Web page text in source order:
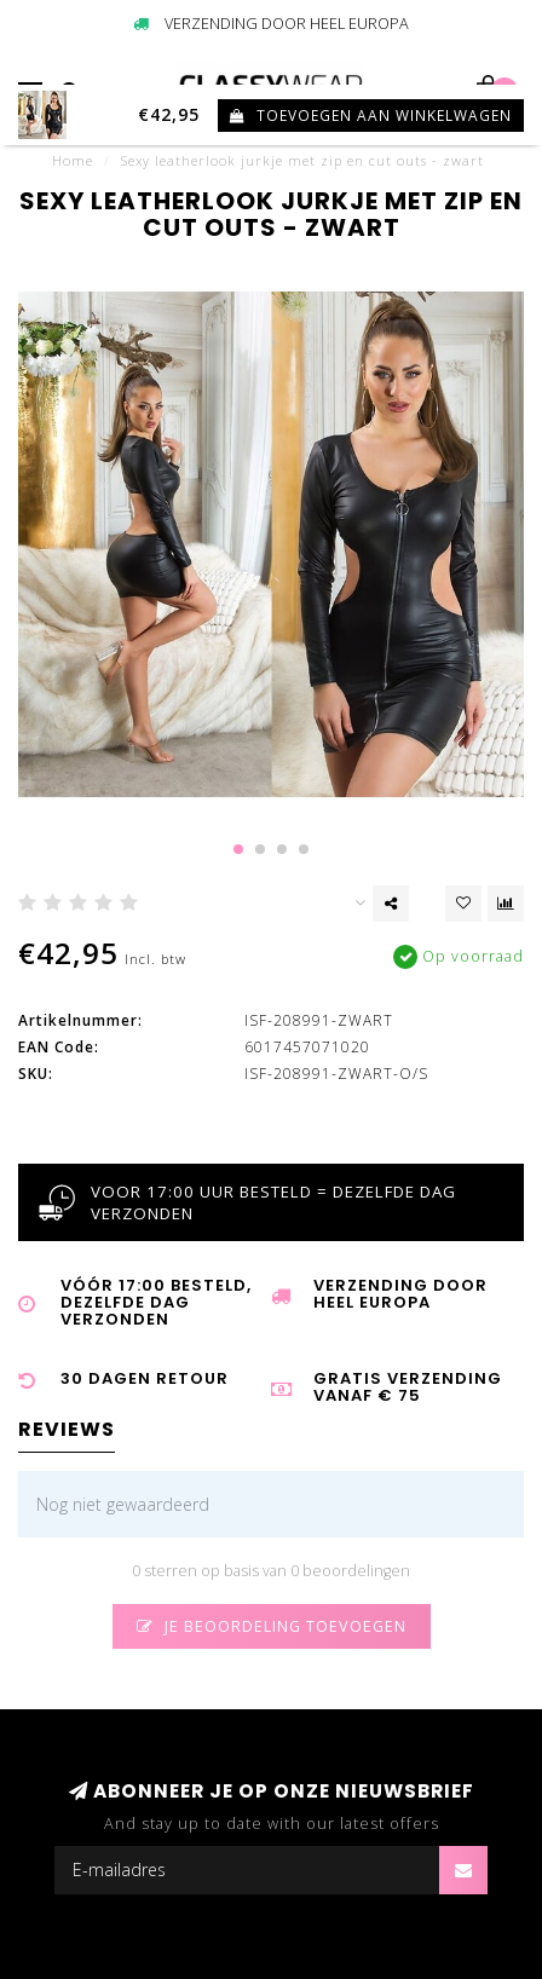
VERZENDING DOOR HEEL EUROPA
Home Sexy leatherlook jurkje met zip en cut outs - zwart
€42,95 TOEVOEGEN AAN WINKELWAGEN
SEXY LEATHERLOOK JURKJE MET ZIP EN
CUT OUTS - ZWART
€42,95 Incl. btw Op voorraad
Artikelnummer:
ISF-208991-ZWART
EAN Code:
6017457071020
SKU:
ISF-208991-ZWART-O/S
VOOR 17:00 UUR BESTELD = DEZELFDE DAG
VERZONDEN
VÓÓR 17:00 BESTELD,
DEZELFDE DAG
VERZONDEN
VERZENDING DOOR
HEEL EUROPA
30 DAGEN RETOUR GRATIS VERZENDING
VANAF € 75
REVIEWS
Nog niet gewaardeerd
0 sterren op basis van 0 beoordelingen
JE BEOORDELING TOEVOEGEN
ABONNEER JE OP ONZE NIEUWSBRIEF
And stay up to date with our latest offers